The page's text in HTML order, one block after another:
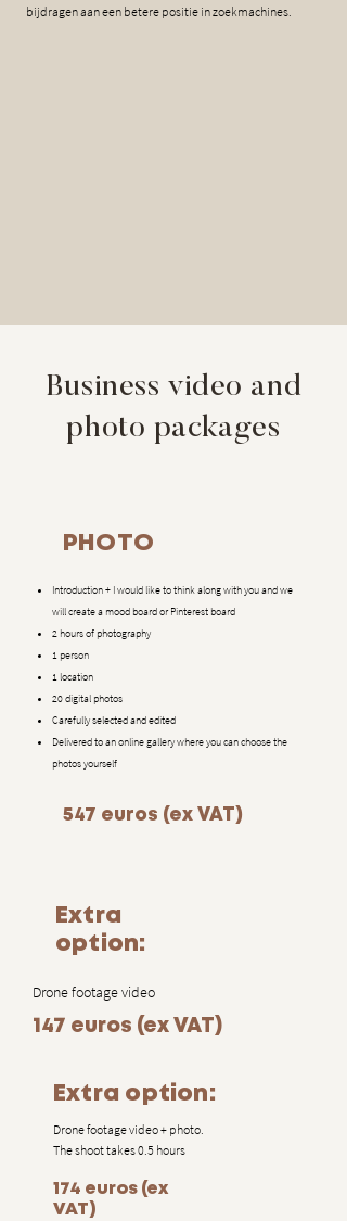
bijdragen aan een betere positie in zoekmachines.
Business video and
photo packages
PHOTO
Introduction + I would like to think along with you and we
will create a mood board or Pinterest board
2 hours of photography
1 person
1 location
20 digital photos
Carefully selected and edited
Delivered to an online gallery where you can choose the
photos yourself
547 euros (ex VAT)
Extra
option:
Drone footage video
147 euros (ex VAT)
Extra option:
Drone footage video + photo.
The shoot takes 0.5 hours
174 euros (ex
VAT)